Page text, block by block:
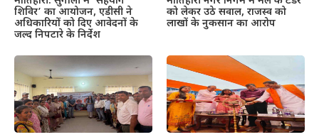
शिविर’ का आयोजन, एडीसी ने
अधिकारियों को दिए आवेदनों के
जल्द निपटारे के निर्देश
को लेकर उठे सवाल, राजस्व को
लाखों के नुकसान का आरोप